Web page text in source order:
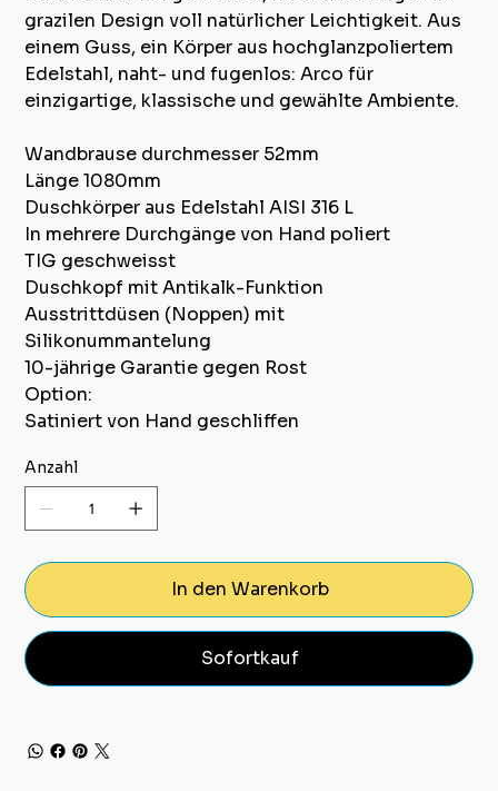
grazilen Design voll natürlicher Leichtigkeit. Aus
einem Guss, ein Körper aus hochglanzpoliertem
Edelstahl, naht- und fugenlos: Arco für
einzigartige, klassische und gewählte Ambiente.
Wandbrause durchmesser 52mm
Länge 1080mm
Duschkörper aus Edelstahl AISI 316 L
In mehrere Durchgänge von Hand poliert
TIG geschweisst
Duschkopf mit Antikalk-Funktion
Ausstrittdüsen (Noppen) mit
Silikonummantelung
10-jährige Garantie gegen Rost
Option:
Satiniert von Hand geschliffen
Anzahl
In den Warenkorb
Sofortkauf